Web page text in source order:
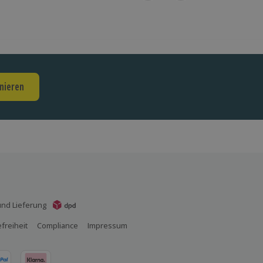
Lieferung
Compliance Impressum